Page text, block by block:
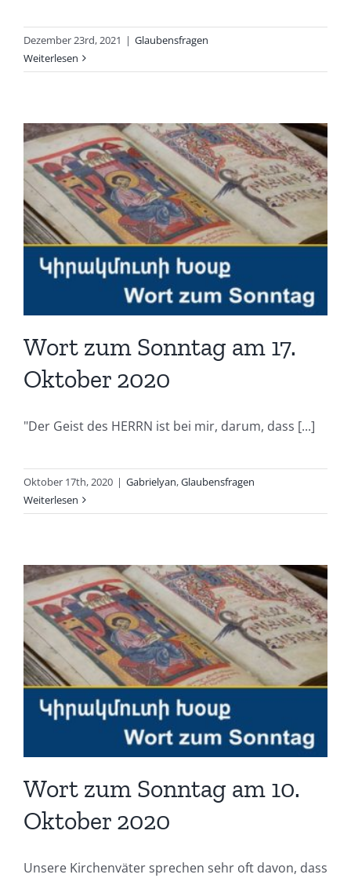
Dezember 23rd, 2021 | Glaubensfragen
Weiterlesen
Wort zum Sonntag am 17.
Oktober 2020
"Der Geist des HERRN ist bei mir, darum, dass [...]
Oktober 17th, 2020 | Gabrielyan,Glaubensfragen
Weiterlesen
Wort zum Sonntag am 10.
Oktober 2020
Unsere Kirchenväter sprechen sehr oft davon, dass